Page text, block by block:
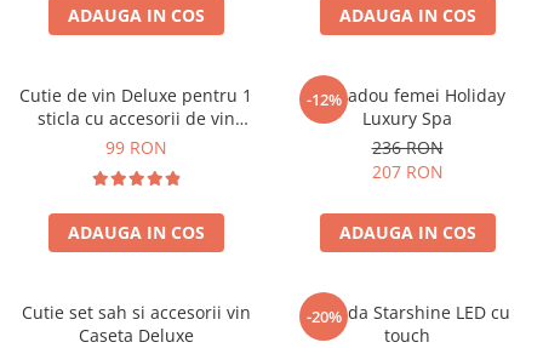
ADAUGA IN COS ADAUGA IN COS
Cutie de vin Deluxe pentru 1
sticla cu accesorii de vin
incluse piele ecologica de
99 RON
ADAUGA IN COS
-12%
Set cadou femei Holiday
Luxury Spa
236 RON
207 RON
ADAUGA IN COS
Cutie set sah si accesorii vin
Caseta Deluxe
-20%
Oglinda Starshine LED cu
touch